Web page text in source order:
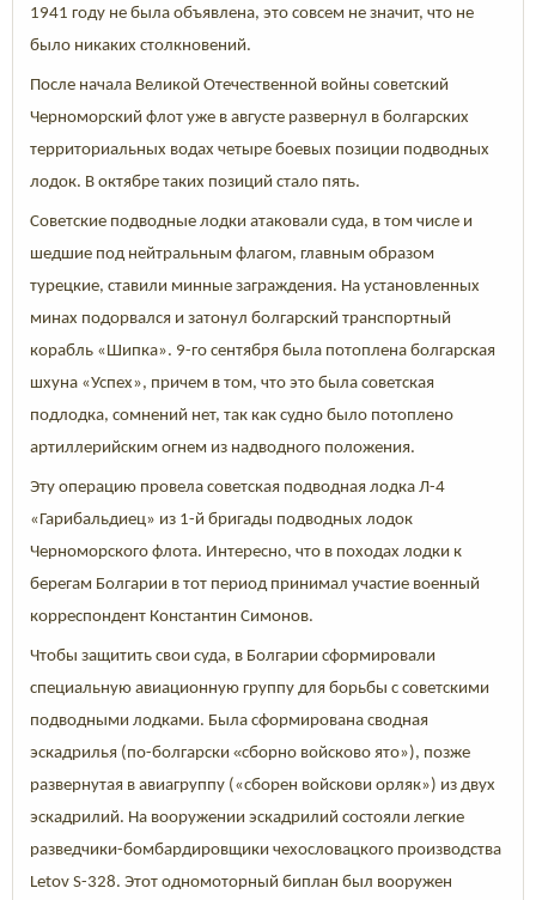
1941 году не была объявлена, это совсем не значит, что не
было никаких столкновений.
После начала Великой Отечественной войны советский
Черноморский флот уже в августе развернул в болгарских
территориальных водах четыре боевых позиции подводных
лодок. В октябре таких позиций стало пять.
Советские подводные лодки атаковали суда, в том числе и
шедшие под нейтральным флагом, главным образом
турецкие, ставили минные заграждения. На установленных
минах подорвался и затонул болгарский транспортный
корабль «Шипка». 9-го сентября была потоплена болгарская
шхуна «Успех», причем в том, что это была советская
подлодка, сомнений нет, так как судно было потоплено
артиллерийским огнем из надводного положения.
Эту операцию провела советская подводная лодка Л-4
«Гарибальдиец» из 1-й бригады подводных лодок
Черноморского флота. Интересно, что в походах лодки к
берегам Болгарии в тот период принимал участие военный
корреспондент Константин Симонов.
Чтобы защитить свои суда, в Болгарии сформировали
специальную авиационную группу для борьбы с советскими
подводными лодками. Была сформирована сводная
эскадрилья (по-болгарски «сборно войсково ято»), позже
развернутая в авиагруппу («сборен войскови орляк») из двух
эскадрилий. На вооружении эскадрилий состояли легкие
разведчики-бомбардировщики чехословацкого производства
Letov S-328. Этот одномоторный биплан был вооружен